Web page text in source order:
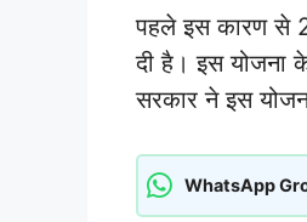
पहले इस कारण से
दी है। इस योजना
सरकार ने इस
WhatsApp